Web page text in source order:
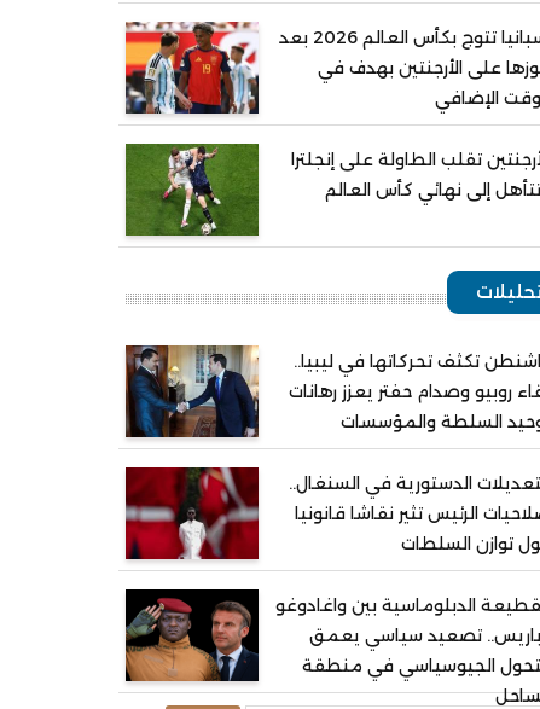
إسبانيا تتوج بكأس العالم 2026 بعد
على الأرجنتين بهدف في
الإضافي
تقلب الطاولة على إنجلترا
إلى نهائي كأس العالم
تكثف تحركاتها في ليبيا..
روبيو وصدام حفتر يعزز رهانات
السلطة والمؤسسات
الدستورية في السنغال..
الرئيس تثير نقاشا قانونيا
توازن السلطات
الدبلوماسية بين واغادوغو
تصعيد سياسي يعمق
الجيوسياسي في منطقة